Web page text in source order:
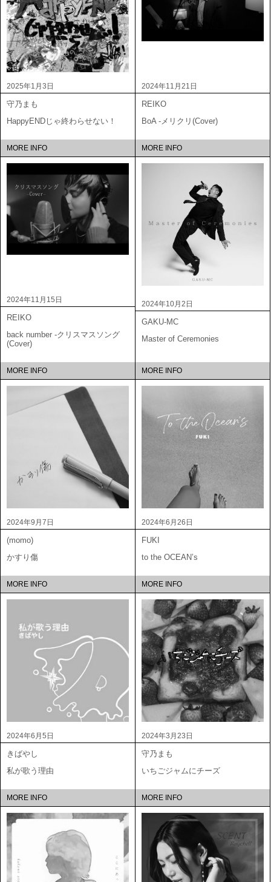
2025年1月3日
守乃まも
HappyENDじゃ終わらせない！
MORE INFO
2024年11月21日
REIKO
BoA -メリクリ(Cover)
MORE INFO
2024年11月15日
REIKO
back number -クリスマスソング
(Cover)
MORE INFO
2024年10月2日
GAKU-MC
Master of Ceremonies
MORE INFO
2024年9月7日
(momo)
かすり傷
MORE INFO
2024年6月26日
FUKI
to the OCEAN’s
MORE INFO
2024年6月5日
きばやし
私が歌う理由
MORE INFO
2024年3月23日
守乃まも
いちごジャムにチーズ
MORE INFO